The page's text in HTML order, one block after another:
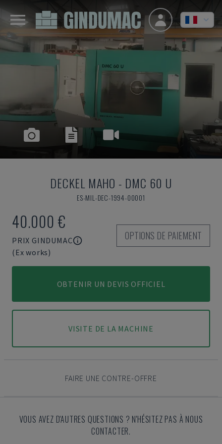
DECKEL MAHO - DMC 60 U
ES-MIL-DEC-1994-00001
40.000 €
PRIX GINDUMAC
(Ex works)
OPTIONS DE PAIEMENT
OBTENIR UN DEVIS OFFICIEL
VISITE DE LA MACHINE
FAIRE UNE CONTRE-OFFRE
VOUS AVEZ D'AUTRES QUESTIONS ? N'HÉSITEZ PAS À NOUS
CONTACTER.